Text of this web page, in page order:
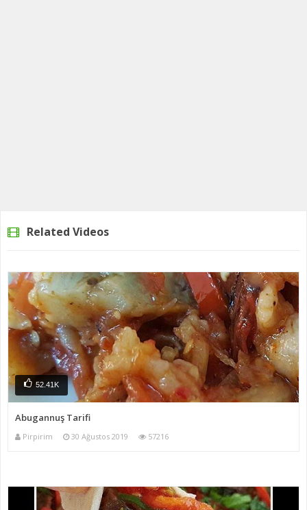
Related Videos
52.41K
Abugannuş Tarifi
Pirpirim 30 Ağustos 2019 57216